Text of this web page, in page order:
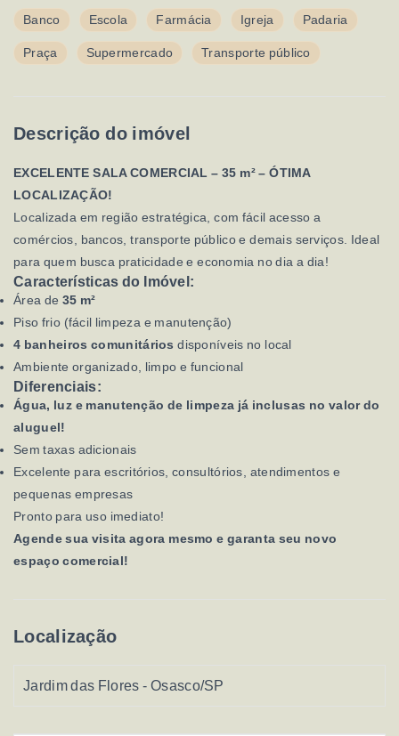
Banco Escola Farmácia Igreja Padaria
Praça Supermercado Transporte público
Descrição do imóvel
EXCELENTE SALA COMERCIAL – 35 m² – ÓTIMA
LOCALIZAÇÃO!
Localizada em região estratégica, com fácil acesso a
comércios, bancos, transporte público e demais serviços. Ideal
para quem busca praticidade e economia no dia a dia!
Características do Imóvel:
Área de 35 m²
Piso frio (fácil limpeza e manutenção)
4 banheiros comunitários disponíveis no local
Ambiente organizado, limpo e funcional
Diferenciais:
Água, luz e manutenção de limpeza já inclusas no valor do
aluguel!
Sem taxas adicionais
Excelente para escritórios, consultórios, atendimentos e
pequenas empresas
Pronto para uso imediato!
Agende sua visita agora mesmo e garanta seu novo
espaço comercial!
Localização
Jardim das Flores - Osasco/SP